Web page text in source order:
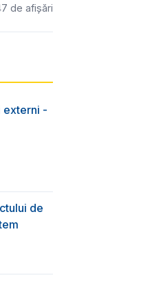
de afișări
externi -
de